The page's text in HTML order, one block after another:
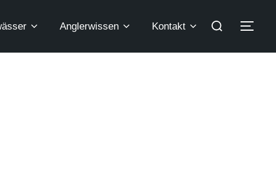
Anglerwissen Kontakt